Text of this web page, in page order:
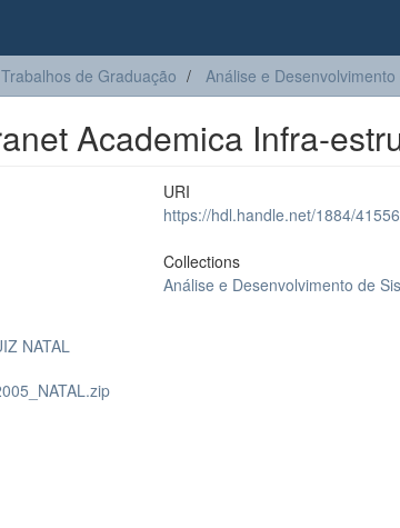
Trabalhos de Graduação Análise e
Academica Infra-
NATAL
URI
https://hdl.handle.net/1884/41556
Collections
Análise e Desenvolvimento de